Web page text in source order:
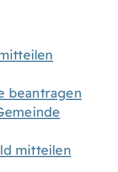
beantragen
mitteilen